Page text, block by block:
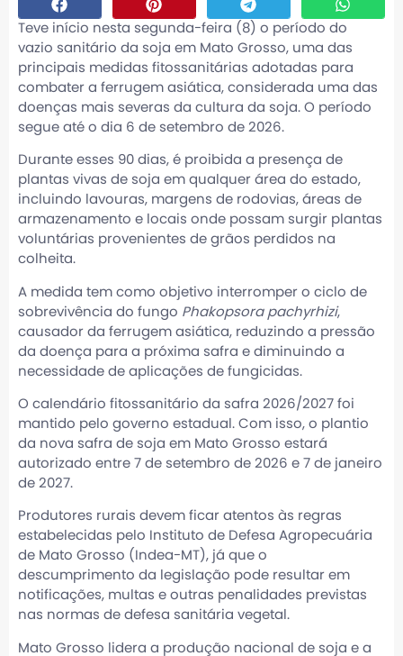
Teve início nesta segunda-feira (8) o período do
vazio sanitário da soja em Mato Grosso, uma das
principais medidas fitossanitárias adotadas para
combater a ferrugem asiática, considerada uma das
doenças mais severas da cultura da soja. O período
segue até o dia 6 de setembro de 2026.
Durante esses 90 dias, é proibida a presença de
plantas vivas de soja em qualquer área do estado,
incluindo lavouras, margens de rodovias, áreas de
armazenamento e locais onde possam surgir plantas
voluntárias provenientes de grãos perdidos na
colheita.
A medida tem como objetivo interromper o ciclo de
sobrevivência do fungo Phakopsora pachyrhizi,
causador da ferrugem asiática, reduzindo a pressão
da doença para a próxima safra e diminuindo a
necessidade de aplicações de fungicidas.
O calendário fitossanitário da safra 2026/2027 foi
mantido pelo governo estadual. Com isso, o plantio
da nova safra de soja em Mato Grosso estará
autorizado entre 7 de setembro de 2026 e 7 de janeiro
de 2027.
Produtores rurais devem ficar atentos às regras
estabelecidas pelo Instituto de Defesa Agropecuária
de Mato Grosso (Indea-MT), já que o
descumprimento da legislação pode resultar em
notificações, multas e outras penalidades previstas
nas normas de defesa sanitária vegetal.
Mato Grosso lidera a produção nacional de soja e a